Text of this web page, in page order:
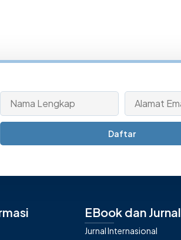
Daftar
EBook dan Jurnal
Jurnal Internasional